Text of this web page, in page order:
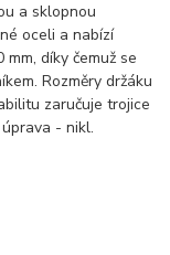
a sklopnou
oceli a nabízí
díky čemuž se
Rozměry držáku
zaručuje trojice
- nikl.